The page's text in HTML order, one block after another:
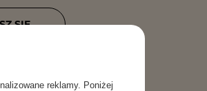
moich
SIĘ
reklamy. Poniżej